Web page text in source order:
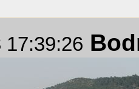
17:39:26